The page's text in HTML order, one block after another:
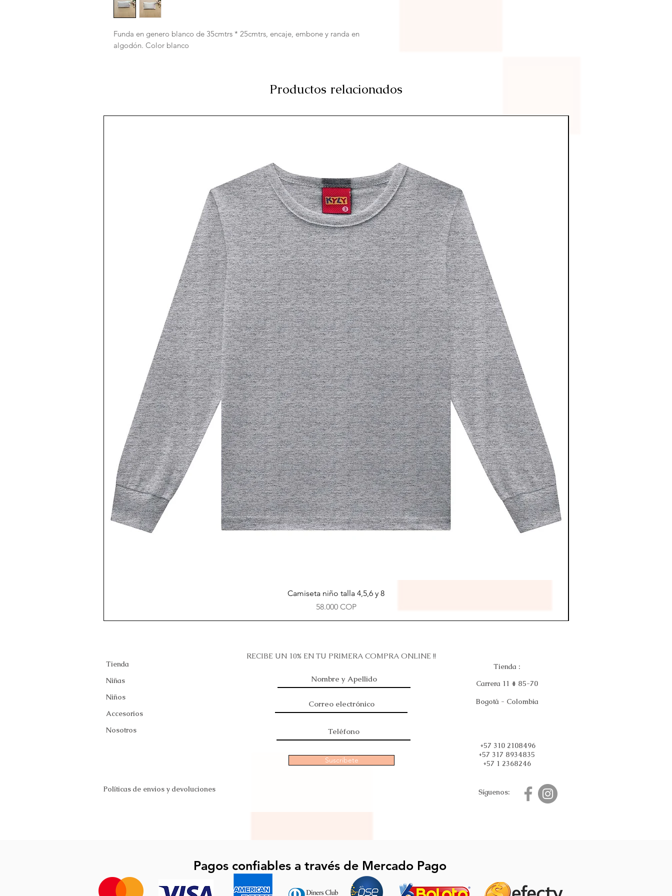
Funda en genero blanco de 35cmtrs * 25cmtrs, encaje, embone y randa en
algodón. Color blanco
Productos relacionados
Vista rápida
Camiseta niño talla 4,5,6 y 8
Precio
58.000 COP
Tienda
Niñas
Niños
Accesorios
Nosotros
Políticas de envios y devoluciones
RECIBE UN 10% EN TU PRIMERA COMPRA ONLINE !!
Suscribete
Tienda :
Carrera 11 # 85-70
Bogotá - Colombia
+57 310 2108496
+57 317 8934835
+57 1 2368246
Síguenos:
Pagos confiables a través de Mercado Pago